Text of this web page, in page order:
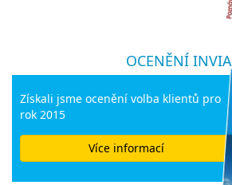
OCENĚNÍ INVIA
Získali jsme ocenění volba klientů pro
rok 2015
Více informací